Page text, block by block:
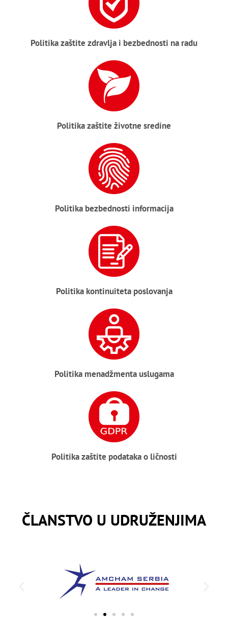
Politika zaštite zdravlja i bezbednosti na radu
Politika zaštite životne sredine
Politika bezbednosti informacija
Politika kontinuiteta poslovanja
Politika menadžmenta uslugama
Politika zaštite podataka o ličnosti
ČLANSTVO U UDRUŽENJIMA